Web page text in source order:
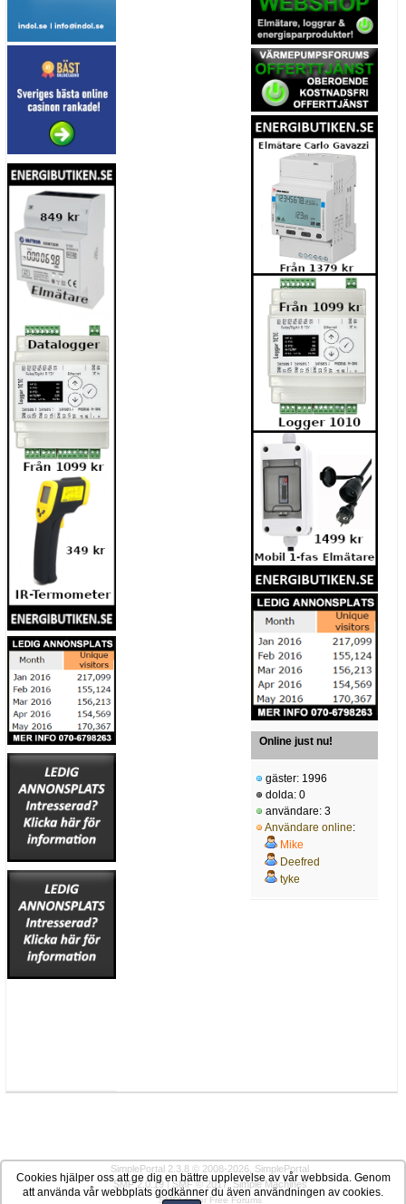
Online just nu!
gäster: 1996
dolda: 0
användare: 3
Användare online:
Mike
Deefred
tyke
SimplePortal 2.3.8 © 2008-2026, SimplePortal
SMF 2.0.19|SMF © 2017,Simple Machines
SMFAdsfor Free Forums
Cookies hjälper oss att ge dig en bättre upplevelse av vår webbsida. Genom
att använda vår webbplats godkänner du även användningen av cookies.